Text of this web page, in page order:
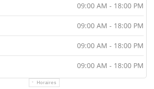
Horaires
09:00 AM - 18:00 PM
09:00 AM - 18:00 PM
09:00 AM - 18:00 PM
09:00 AM - 18:00 PM